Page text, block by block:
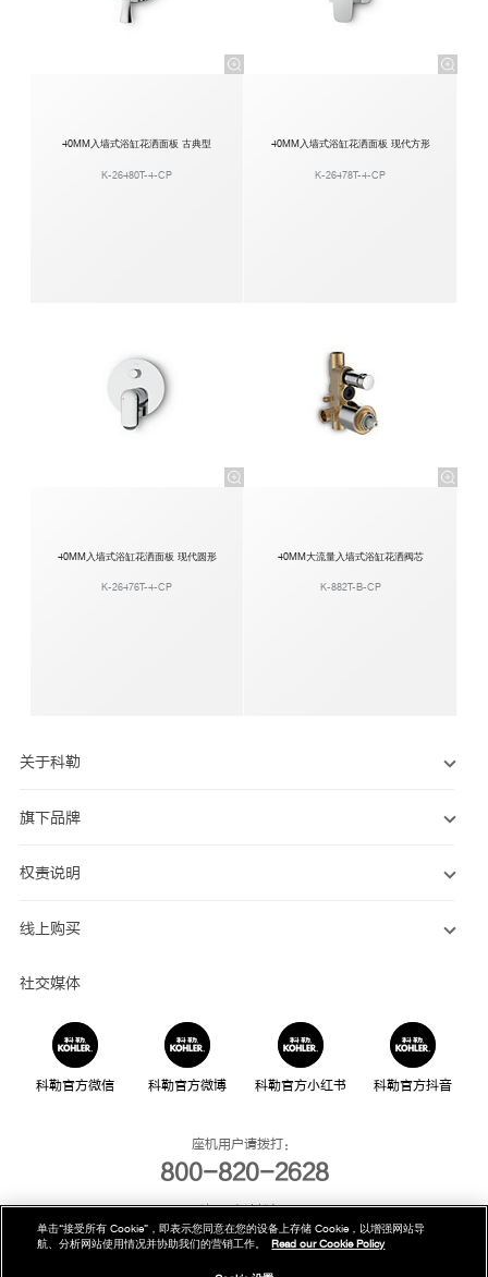
40MM入墙式浴缸花洒面板 古典型
K-26480T-4-CP
40MM入墙式浴缸花洒面板 现代方形
K-26478T-4-CP
40MM入墙式浴缸花洒面板 现代圆形
K-26476T-4-CP
40MM大流量入墙式浴缸花洒阀芯
K-882T-B-CP
关于科勒
旗下品牌
权责说明
线上购买
社交媒体
科勒官方微信 科勒官方微博 科勒官方小红书 科勒官方抖音
座机用户请拨打：
800-820-2628
手机用户请拨打：
400-820-2628
单击“接受所有 Cookie”，即表示您同意在您的设备上存储 Cookie，以增强网站导
航、分析网站使用情况并协助我们的营销工作。
Read our Cookie Policy